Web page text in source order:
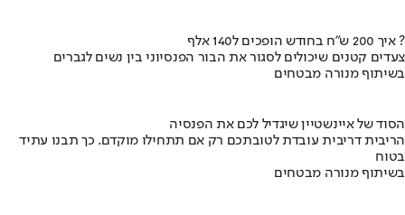
איך 200 ש"ח בחודש הופכים ל140 אלף ?
צעדים קטנים שיכולים לסגור את הבור הפנסיוני בין נשים לגברים
בשיתוף מנורה מבטחים
הסוד של איינשטיין שיגדיל לכם את הפנסיה
הריבית דריבית עובדת לטובתכם רק אם תתחילו מוקדם. כך תבנו עתיד
בטוח
בשיתוף מנורה מבטחים